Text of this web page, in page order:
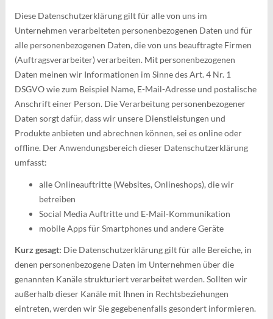
Diese Datenschutzerklärung gilt für alle von uns im
Unternehmen verarbeiteten personenbezogenen Daten und für
alle personenbezogenen Daten, die von uns beauftragte Firmen
(Auftragsverarbeiter) verarbeiten. Mit personenbezogenen
Daten meinen wir Informationen im Sinne des Art. 4 Nr. 1
DSGVO wie zum Beispiel Name, E-Mail-Adresse und postalische
Anschrift einer Person. Die Verarbeitung personenbezogener
Daten sorgt dafür, dass wir unsere Dienstleistungen und
Produkte anbieten und abrechnen können, sei es online oder
offline. Der Anwendungsbereich dieser Datenschutzerklärung
umfasst:
alle Onlineauftritte (Websites, Onlineshops), die wir
betreiben
Social Media Auftritte und E-Mail-Kommunikation
mobile Apps für Smartphones und andere Geräte
Kurz gesagt: Die Datenschutzerklärung gilt für alle Bereiche, in
denen personenbezogene Daten im Unternehmen über die
genannten Kanäle strukturiert verarbeitet werden. Sollten wir
außerhalb dieser Kanäle mit Ihnen in Rechtsbeziehungen
eintreten, werden wir Sie gegebenenfalls gesondert informieren.